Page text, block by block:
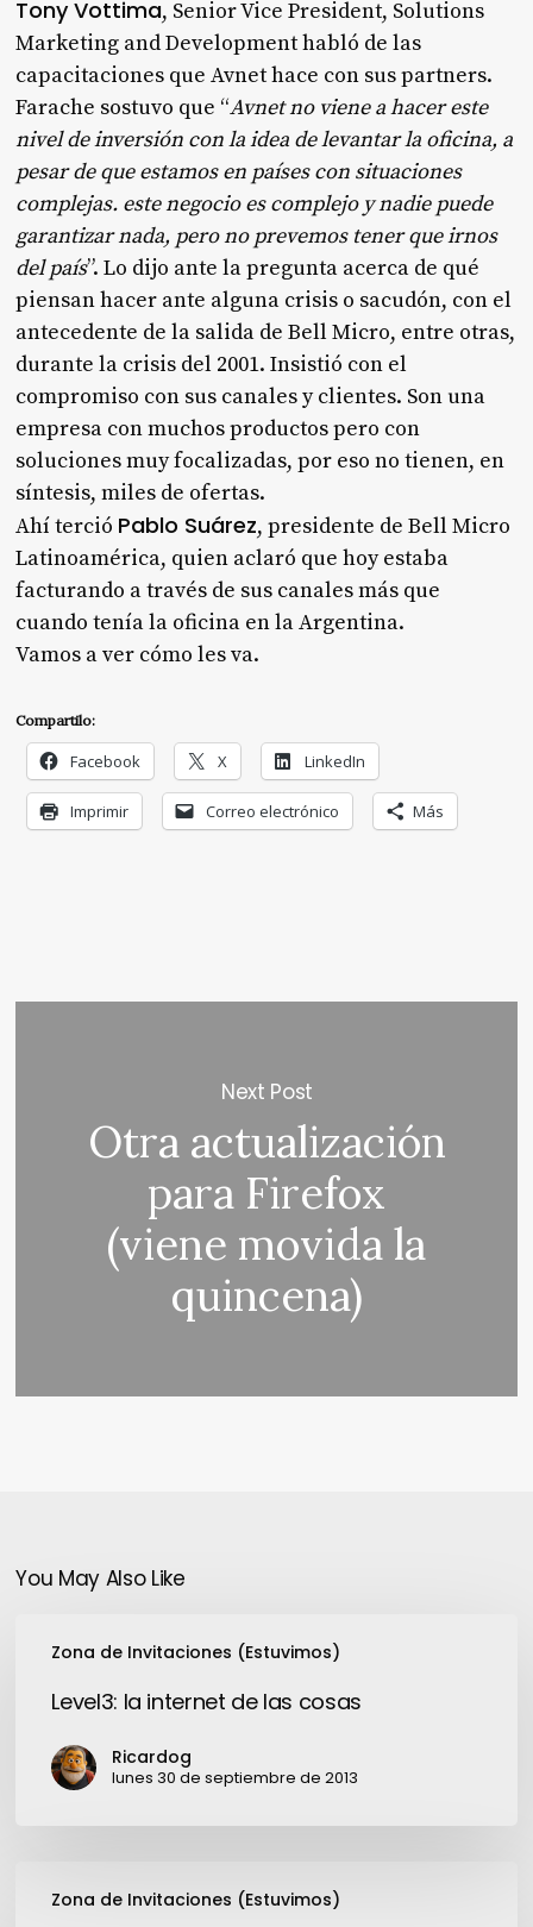
Tony Vottima, Senior Vice President, Solutions
Marketing and Development habló de las
capacitaciones que Avnet hace con sus partners.
Farache sostuvo que “Avnet no viene a hacer este
nivel de inversión con la idea de levantar la oficina, a
pesar de que estamos en países con situaciones
complejas. este negocio es complejo y nadie puede
garantizar nada, pero no prevemos tener que irnos
del país”. Lo dijo ante la pregunta acerca de qué
piensan hacer ante alguna crisis o sacudón, con el
antecedente de la salida de Bell Micro, entre otras,
durante la crisis del 2001. Insistió con el
compromiso con sus canales y clientes. Son una
empresa con muchos productos pero con
soluciones muy focalizadas, por eso no tienen, en
síntesis, miles de ofertas.
Ahí terció Pablo Suárez, presidente de Bell Micro
Latinoamérica, quien aclaró que hoy estaba
facturando a través de sus canales más que
cuando tenía la oficina en la Argentina.
Vamos a ver cómo les va.
Compartilo:
Facebook X LinkedIn
Imprimir Correo electrónico Más
Next Post
Otra actualización
para Firefox
(viene movida la
quincena)
You May Also Like
Zona de Invitaciones (Estuvimos)
cosas
Level3: la internet de las cosas
Ricardog
lunes 30 de septiembre de 2013
Zona de Invitaciones (Estuvimos)
2009: